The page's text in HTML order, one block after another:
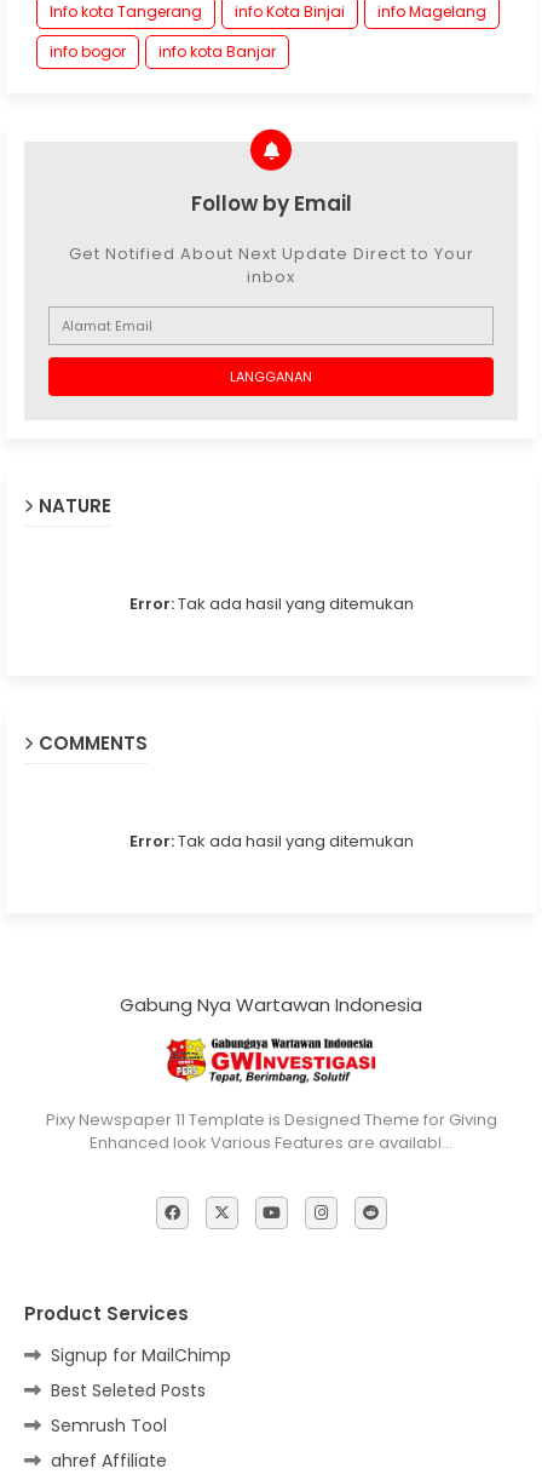
Info kota Tangerang
info Kota Binjai
info Magelang
info bogor
info kota Banjar
Follow by Email
Get Notified About Next Update Direct to Your
inbox
NATURE
Error:Tak ada hasil yang ditemukan
COMMENTS
Error:Tak ada hasil yang ditemukan
Gabung Nya Wartawan Indonesia
Pixy Newspaper 11 Template is Designed Theme for Giving
Enhanced look Various Features are availabl…
Product Services
Signup for MailChimp
Best Seleted Posts
Semrush Tool
ahref Affiliate